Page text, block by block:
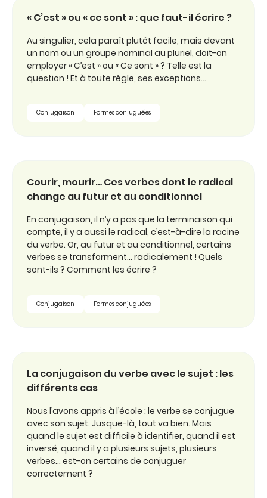
« C’est » ou « ce sont » : que faut-il écrire ?
Au singulier, cela paraît plutôt facile, mais devant
un nom ou un groupe nominal au pluriel, doit-on
employer « C’est » ou « Ce sont » ? Telle est la
question ! Et à toute règle, ses exceptions…
Conjugaison Formes conjuguées
Courir, mourir… Ces verbes dont le radical
change au futur et au conditionnel
En conjugaison, il n’y a pas que la terminaison qui
compte, il y a aussi le radical, c’est-à-dire la racine
du verbe. Or, au futur et au conditionnel, certains
verbes se transforment… radicalement ! Quels
sont-ils ? Comment les écrire ?
Conjugaison Formes conjuguées
La conjugaison du verbe avec le sujet : les
différents cas
Nous l’avons appris à l’école : le verbe se conjugue
avec son sujet. Jusque-là, tout va bien. Mais
quand le sujet est difficile à identifier, quand il est
inversé, quand il y a plusieurs sujets, plusieurs
verbes… est-on certains de conjuguer
correctement ?